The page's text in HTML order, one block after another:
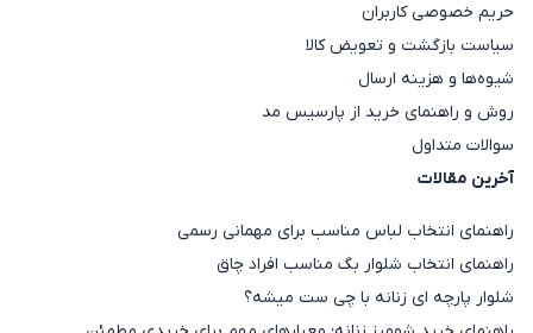
حریم خصوصی کاربران
سیاست بازگشت و تعویض کالا
شیوه‌ها و هزینه ارسال
روش و راهنمای خرید از پارسیس مد
سوالات متداول
آخرین مقالات
راهنمای انتخاب لباس مناسب برای مهمانی رسمی
راهنمای انتخاب شلوار بگ مناسب افراد چاق
شلوار پارچه ای زنانه با چی ست میشه؟